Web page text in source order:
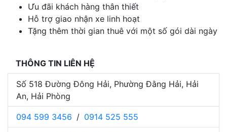
Ưu đãi khách hàng thân thiết
Hỗ trợ giao nhận xe linh hoạt
Tặng thêm thời gian thuê với một số gói dài ngày
THÔNG TIN LIÊN HỆ
Số 518 Đường Đông Hải, Phường Đằng Hải, Hải
An, Hải Phòng
094 599 3456 / 0914 525 555